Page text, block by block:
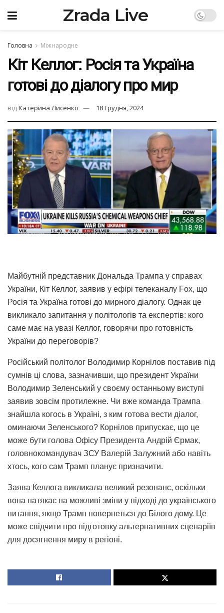
Zrada Live
Головна Міжнародне
Кіт Келлог: Росія та Україна
готові до діалогу про мир
відКатерина Лисенко 18 Грудня, 2024
Майбутній представник Дональда Трампа у справах
України, Кіт Келлог, заявив у ефірі телеканалу Fox, що
Росія та Україна готові до мирного діалогу. Однак це
викликало запитання у політологів та експертів: кого
саме має на увазі Келлог, говорячи про готовність
України до переговорів?
Російський політолог Володимир Корнілов поставив під
сумнів ці слова, зазначивши, що президент України
Володимир Зеленський у своєму останньому виступі
заявив зовсім протилежне. Чи вже команда Трампа
знайшла когось в Україні, з ким готова вести діалог,
оминаючи Зеленського? Корнілов припускає, що це
може бути голова Офісу Президента Андрій Єрмак,
головнокомандувач ЗСУ Валерій Залужний або навіть
хтось, кого сам Трамп планує призначити.
Заява Келлога викликала великий резонанс, оскільки
вона натякає на можливі зміни у підході до українського
питання, якщо Трамп повернеться до Білого дому. Це
може свідчити про підготовку альтернативних сценаріїв
для досягнення миру в регіоні.